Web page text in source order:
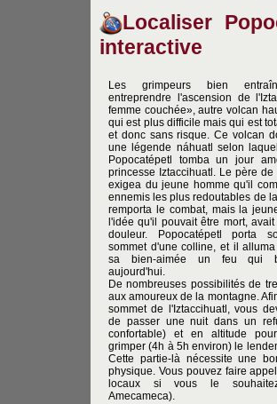
Localiser
interactive
Les grimpeurs bien
entreprendre l'ascension de
femme couchée», autre volcan
qui est plus difficile mais qui est
et donc sans risque. Ce volcan
une légende náhuatl selon
Popocatépetl tomba un jour
princesse Iztaccihuatl. Le père de
exigea du jeune homme qu'il
ennemis les plus redoutables de
remporta le combat, mais la
l'idée qu'il pouvait être mort,
douleur. Popocatépetl porta
sommet d'une colline, et il
sa bien-aimée un feu qui
aujourd'hui.
De nombreuses possibilités de
aux amoureux de la montagne.
sommet de l'Iztaccihuatl, vous
de passer une nuit dans un
confortable) et en altitude
grimper (4h à 5h environ) le
Cette partie-là nécessite une
physique. Vous pouvez faire
locaux si vous le
Amecameca).